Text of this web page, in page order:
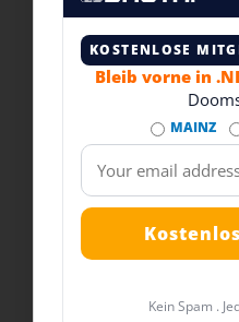
KOSTENLOSE
Bleib vorne in
MAINZ
Kein Spam .